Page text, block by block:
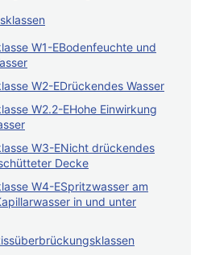
W1-EBodenfeuchte und
W2-EDrückendes Wasser
W2.2-EHohe Einwirkung
W3-ENicht drückendes
Decke
W4-ESpritzwasser am
in und unter